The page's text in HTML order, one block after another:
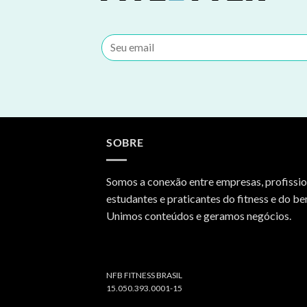
SOBRE
Somos a conexão entre empresas,
estudantes e praticantes do fitness e do
Unimos conteúdos e geramos negócios.
NFB FITNESS BRASIL
15.050.393.0001-15